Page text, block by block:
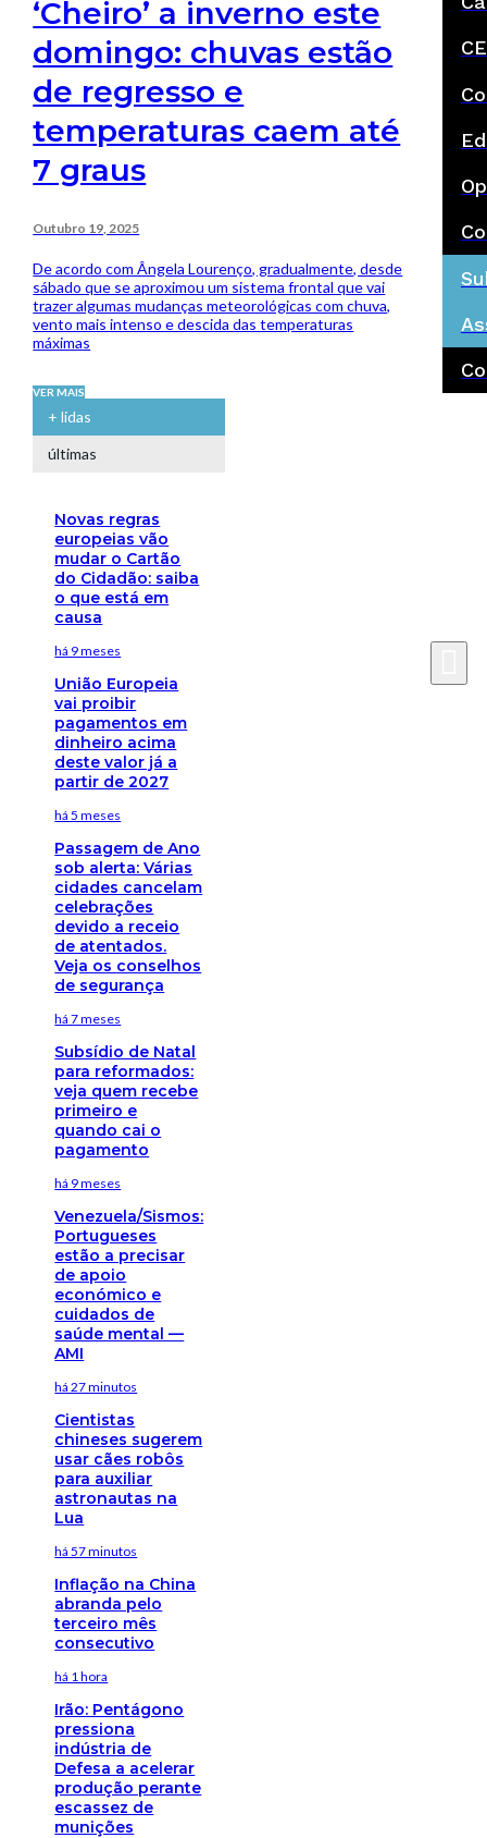
‘Cheiro’ a inverno este
domingo: chuvas estão
de regresso e
temperaturas caem até
7 graus
Outubro 19, 2025
De acordo com Ângela Lourenço, gradualmente, desde
sábado que se aproximou um sistema frontal que vai
trazer algumas mudanças meteorológicas com chuva,
vento mais intenso e descida das temperaturas
máximas
VER MAIS
+ lidas
últimas
Novas regras
europeias vão
mudar o Cartão
do Cidadão: saiba
o que está em
causa
há 9 meses
União Europeia
vai proibir
pagamentos em
dinheiro acima
deste valor já a
partir de 2027
há 5 meses
Passagem de Ano
sob alerta: Várias
cidades cancelam
celebrações
devido a receio
de atentados.
Veja os conselhos
de segurança
há 7 meses
Subsídio de Natal
para reformados:
veja quem recebe
primeiro e
quando cai o
pagamento
há 9 meses
Venezuela/Sismos:
Portugueses
estão a precisar
de apoio
económico e
cuidados de
saúde mental —
AMI
há 27 minutos
Cientistas
chineses sugerem
usar cães robôs
para auxiliar
astronautas na
Lua
há 57 minutos
Inflação na China
abranda pelo
terceiro mês
consecutivo
há 1 hora
Irão: Pentágono
pressiona
indústria de
Defesa a acelerar
produção perante
escassez de
munições